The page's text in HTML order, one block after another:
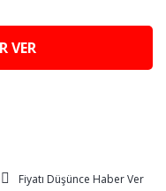
VER
Fiyatı Düşünce Haber Ver